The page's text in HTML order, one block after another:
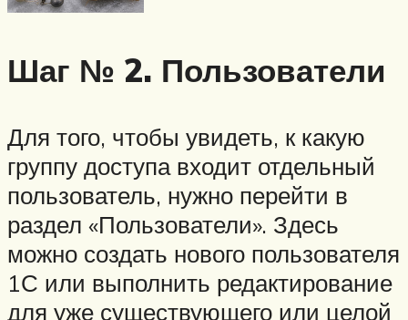
Шаг № 2. Пользователи
Для того, чтобы увидеть, к какую
группу доступа входит отдельный
пользователь, нужно перейти в
раздел «Пользователи». Здесь
можно создать нового пользователя
1С или выполнить редактирование
для уже существующего или целой